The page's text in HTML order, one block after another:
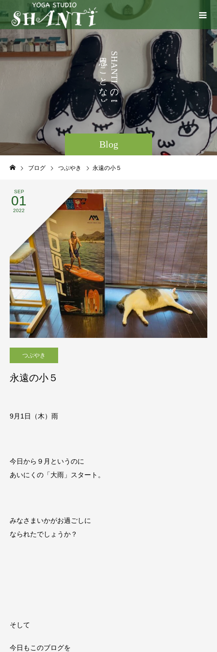
Blog
S
H
A
N
T
I
の
。
う
こ
と
な
ど
い
ろ
い
ろ
と
ブログ つぶやき 永遠の小５
SEP
01
2022
つぶやき
永遠の小５
9月1 日（木）雨
今日から９月というのに
あいにくの「大雨」スタート。
みなさまいかがお過ごしに
なられたでしょうか？
そして
今日もこのブログを